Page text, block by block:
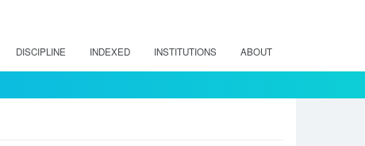
DISCIPLINE INDEXED INSTITUTIONS ABOUT